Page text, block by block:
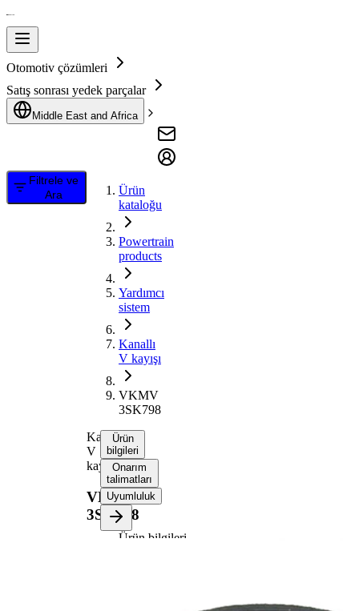
Otomotiv çözümleri
Satış sonrası yedek parçalar
Middle East and Africa
Filtrele ve
Ara
Ürün
kataloğu
Powertrain
products
Yardımcı
sistem
Kanallı
V kayışı
VKMV
3SK798
Kanallı
V
kayışı
VKMV
3SK798
Ürün
bilgileri
Onarım
talimatları
Uyumluluk
Ürün bilgileri